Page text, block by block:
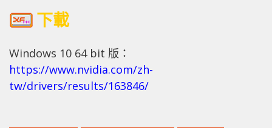
下載
Windows 10 64 bit 版：
https://www.nvidia.com/zh-
tw/drivers/results/163846/